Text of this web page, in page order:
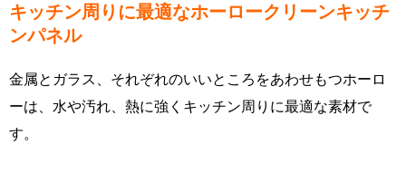
キッチン周りに最適なホーロークリーンキッチ
ンパネル
金属とガラス、それぞれのいいところをあわせもつホーロ
ーは、水や汚れ、熱に強くキッチン周りに最適な素材で
す。